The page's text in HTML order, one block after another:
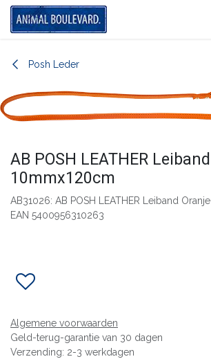
Overslaan naar inhoud
Posh Leder
AB POSH LEATHER
10mmx120cm
AB31026: AB POSH LEATHER Leiband
EAN 5400956310263
Algemene voorwaarden
Geld-terug-garantie van 30 dagen
Verzending: 2-3 werkdagen